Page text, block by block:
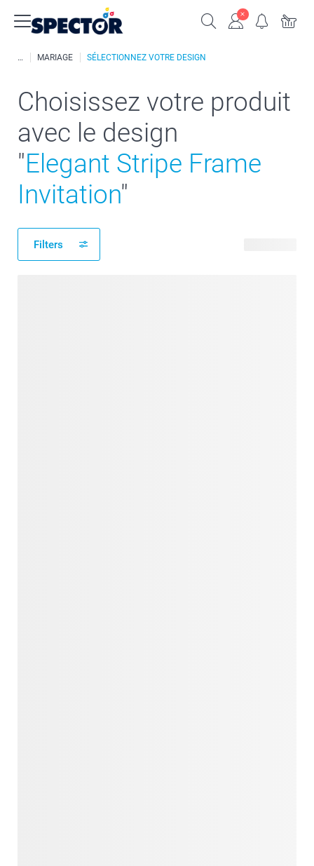
MARIAGE SÉLECTIONNEZ VOTRE DESIGN
Choisissez votre produit
avec le design
"Elegant Stripe Frame
Invitation"
Filters